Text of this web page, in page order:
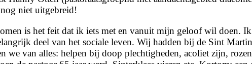
niet uitgebreid!
is het feit dat ik iets met en vanuit mijn geloof wil doen.
deel van het sociale leven. Wij hadden bij de Sint
we van alles: helpen bij doop plechtigheden, acoliet zijn,